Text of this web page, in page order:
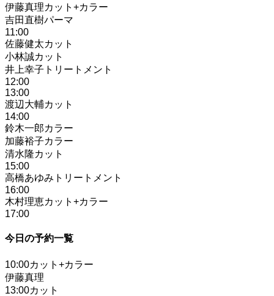
伊藤真理カット+カラー
吉田直樹パーマ
11:00
佐藤健太カット
小林誠カット
井上幸子 トリートメント
12:00
13:00
渡辺大輔カット
14:00
鈴木一郎カラー
加藤裕子カラー
清水隆カット
15:00
高橋あゆみ トリートメント
16:00
木村理恵カット+カラー
17:00
今日の予約一覧
10:00カット+カラー
伊藤真理
13:00カット